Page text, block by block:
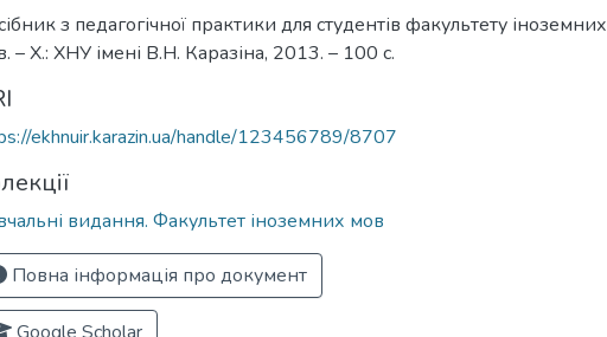
з педагогічної практики для студентів факультету іноземних
– Х.: ХНУ імені В.Н. Каразіна, 2013. – 100 с.
ekhnuir.karazin.ua/handle/123456789/8707
видання. Факультет іноземних мов
Повна інформація про документ